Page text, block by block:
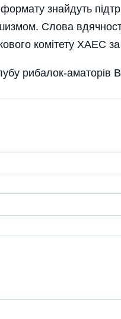
знайдуть
Слова
комітету ХАЕС за
рибалок-